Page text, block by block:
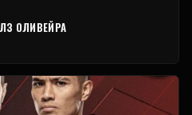
ОЛИВЕЙРА